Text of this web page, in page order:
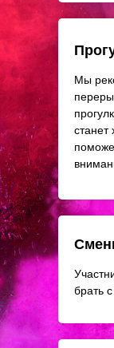
Мы
станет
брать